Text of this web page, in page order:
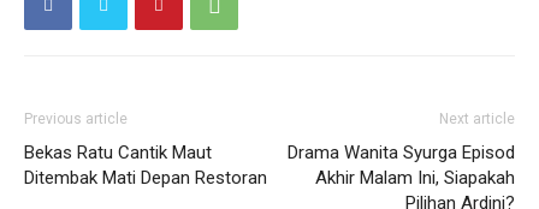
Previous article
Bekas Ratu Cantik Maut
Ditembak Mati Depan Restoran
Next article
Drama Wanita Syurga Episod
Akhir Malam Ini, Siapakah
Pilihan Ardini?